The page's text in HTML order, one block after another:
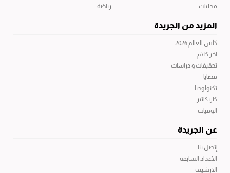
محليات
رياضة
المزيد من الجريدة
كأس العالم 2026
آخر كلام
تحقيقات و دراسات
قضايا
تكنولوجيا
كاريكاتير
الوفيات
عن الجريدة
إتصل بنا
الأعداد السابقة
الارشيف